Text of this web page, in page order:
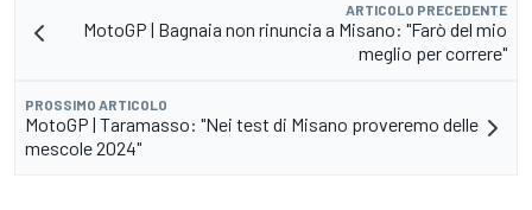
ARTICOLO PRECEDENTE
MotoGP | Bagnaia non rinuncia a Misano: "Farò del mio
meglio per correre"
PROSSIMO ARTICOLO
MotoGP | Taramasso: "Nei test di Misano proveremo delle
mescole 2024"